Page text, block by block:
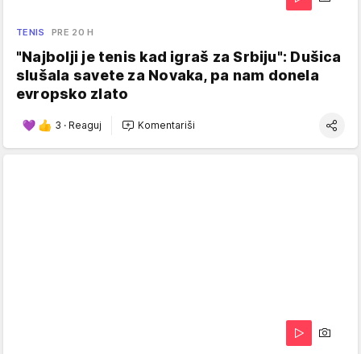
TENIS PRE 20 H
"Najbolji je tenis kad igraš za Srbiju": Dušica
slušala savete za Novaka, pa nam donela
evropsko zlato
3 · Reaguj Komentariši